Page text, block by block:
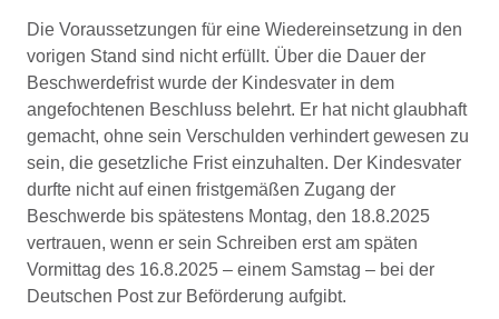
Die Voraussetzungen für eine Wiedereinsetzung in den
vorigen Stand sind nicht erfüllt. Über die Dauer der
Beschwerdefrist wurde der Kindesvater in dem
angefochtenen Beschluss belehrt. Er hat nicht glaubhaft
gemacht, ohne sein Verschulden verhindert gewesen zu
sein, die gesetzliche Frist einzuhalten. Der Kindesvater
durfte nicht auf einen fristgemäßen Zugang der
Beschwerde bis spätestens Montag, den 18.8.2025
vertrauen, wenn er sein Schreiben erst am späten
Vormittag des 16.8.2025 – einem Samstag – bei der
Deutschen Post zur Beförderung aufgibt.